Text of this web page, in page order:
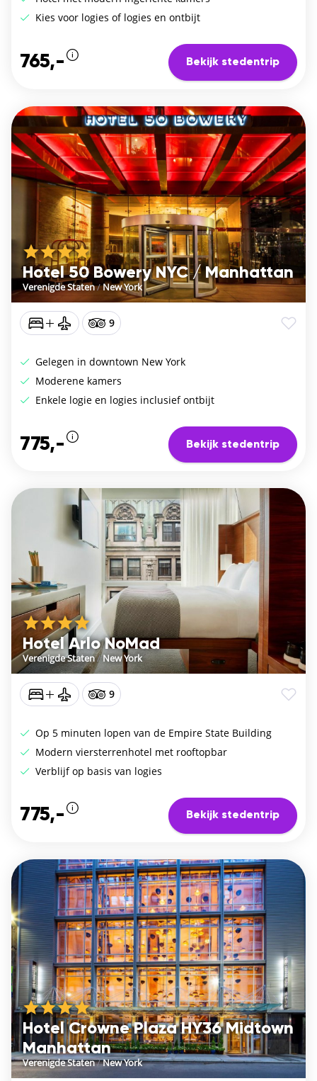
Kies voor logies of logies en ontbijt
765,- Bekijk stedentrip
Hotel 50 Bowery NYC / Manhattan
Verenigde Staten/New York
9
Gelegen in downtown New York
Moderene kamers
Enkele logie en logies inclusief ontbijt
775,- Bekijk stedentrip
Hotel Arlo NoMad
Verenigde Staten/New York
9
Op 5 minuten lopen van de Empire State Building
Modern viersterrenhotel met rooftopbar
Verblijf op basis van logies
775,- Bekijk stedentrip
Hotel Crowne Plaza HY36 Midtown
Manhattan
Verenigde Staten/New York